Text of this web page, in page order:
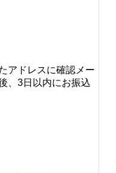
アドレスに確認メー
、3日以内にお振込